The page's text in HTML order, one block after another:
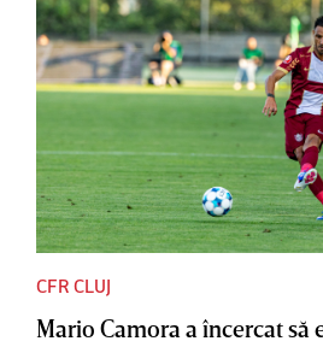
CFR CLUJ
Mario Camora a încercat să